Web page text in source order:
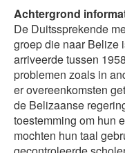
Achtergrond
De Duitssprekende
groep die naar Belize
arriveerde tussen
problemen zoals in
er overeenkomsten
de Belizaanse
toestemming om hun
mochten hun taal